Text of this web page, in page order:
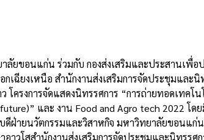
ลัยขอนแก่น ร่วมกับ กองส่งเสริมและประสานเพื่
เฉียงเหนือ สำนักงานส่งเสริมการจัดประชุมและ
โครงการจัดแสดงนิทรรศการ “การถ่ายทอดเทค
และ งาน Food and Agro tech 2022 โ
ดีฝ่ายนวัตกรรมและวิสาหกิจ มหาวิทยาลัยขอน
าวุโสสำนักงานส่งเสริมการจัดประชุมและนิทรร